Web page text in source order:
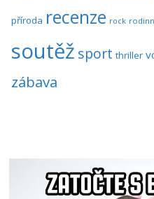
příroda recenze rock
soutěž sport thriller
zábava